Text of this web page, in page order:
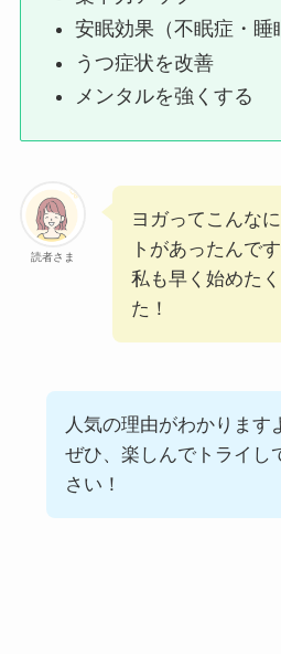
安眠効果（不眠症・睡
うつ症状を改善
メンタルを強くする
読者さま
ヨガってこんな
トがあったんで
私も早く始めた
た！
人気の理由がわかります
ぜひ、楽しんでトライし
さい！